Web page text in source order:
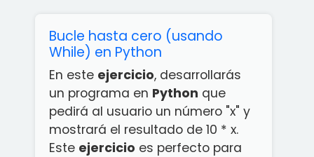
Bucle hasta cero (usando
While) en Python
En este ejercicio, desarrollarás
un programa en Python que
pedirá al usuario un número "x" y
mostrará el resultado de 10 * x.
Este ejercicio es perfecto para